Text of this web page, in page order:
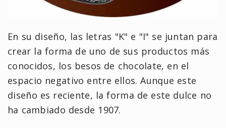
En su diseño, las letras "K" e "I" se juntan para
crear la forma de uno de sus productos más
conocidos, los besos de chocolate, en el
espacio negativo entre ellos. Aunque este
diseño es reciente, la forma de este dulce no
ha cambiado desde 1907.